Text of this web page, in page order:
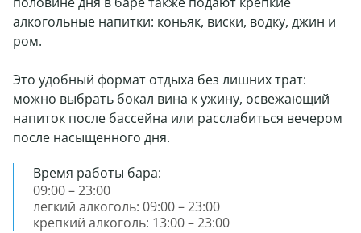
алкогольные напитки: коньяк, виски, водку, джин и
ром.
Это удобный формат отдыха без лишних трат:
можно выбрать бокал вина к ужину, освежающий
напиток после бассейна или расслабиться вечером
после насыщенного дня.
Время работы бара:
09:00 – 23:00
легкий алкоголь: 09:00 – 23:00
крепкий алкоголь: 13:00 – 23:00